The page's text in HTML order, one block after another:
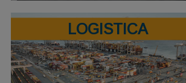
LOGISTICA